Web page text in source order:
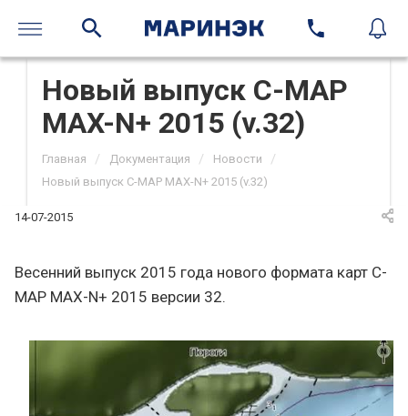
Новый выпуск C-MAP
MAX-N+ 2015 (v.32)
Главная / Документация / Новости /
Новый выпуск C-MAP MAX-N+ 2015 (v.32)
14-07-2015
Весенний выпуск 2015 года нового формата карт C-
MAP MAX-N+ 2015 версии 32.